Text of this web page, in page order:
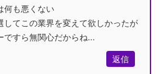
何も悪くない
してこの業界を変えて欲しかったが
ですら無関心だからね...
返信